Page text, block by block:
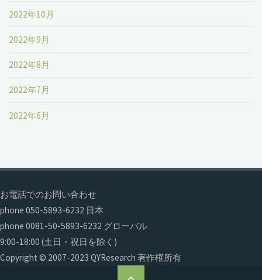
2022年10月
2022年9月
2022年8月
2022年7月
2022年6月
お電話でのお問い合わせ
phone 050-5893-6232 日本
phone 0081-50-5893-6232 グローバル
9:00-18:00 (土日・祝日を除く)
Copyright © 2007-2023 QYResearch 著作権所有
ト